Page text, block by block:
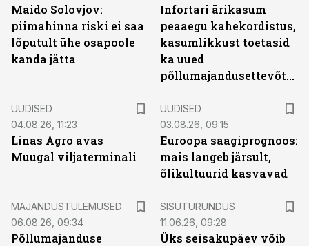
Maido Solovjov:
piimahinna riski ei saa
lõputult ühe osapoole
kanda jätta
Infortari ärikasum
peaaegu kahekordistus,
kasumlikkust toetasid
ka uued
põllumajandusettevõtted
UUDISED
04.08.26, 11:23
Linas Agro avas
Muugal viljaterminali
UUDISED
03.08.26, 09:15
Euroopa saagiprognoos:
mais langeb järsult,
õlikultuurid kasvavad
MAJANDUSTULEMUSED
06.08.26, 09:34
Põllumajanduse
SISUTURUNDUS
11.06.26, 09:28
Üks seisakupäev võib